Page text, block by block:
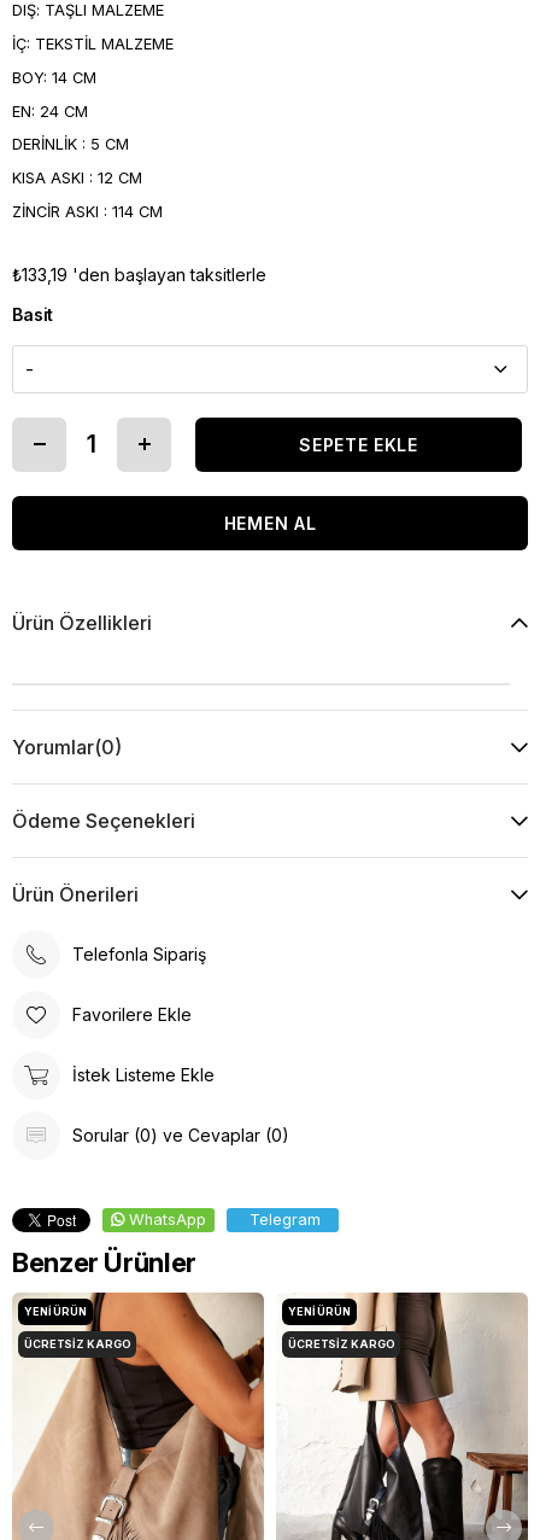
DIŞ: TAŞLI MALZEME
İÇ: TEKSTİL MALZEME
BOY: 14 CM
EN: 24 CM
DERİNLİK : 5 CM
KISA ASKI : 12 CM
ZİNCİR ASKI : 114 CM
₺133,19 'den başlayan taksitlerle
Basit
Ürün Özellikleri
Yorumlar(0)
Ödeme Seçenekleri
Ürün Önerileri
Telefonla Sipariş
Favorilere Ekle
İstek Listeme Ekle
Sorular (0) ve Cevaplar (0)
WhatsApp Telegram
Benzer Ürünler
YENI ÜRÜN
ÜCRETSIZ KARGO
YENI ÜRÜN
ÜCRETSIZ KARGO